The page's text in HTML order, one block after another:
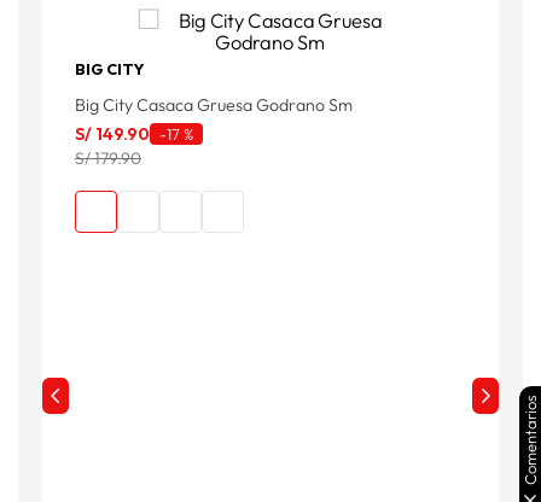
BIG CITY
Big City Casaca Gruesa Godrano Sm
S/ 149.90 -17 %
S/ 179.90
Comentarios